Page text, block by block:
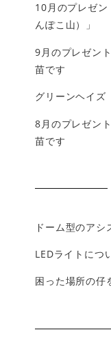
10月のプレゼ
んぽこ山）」
9月のプレゼン
苗です
グリーンヘイズ
8月のプレゼン
苗です
ドーム型のアシ
LEDライトにつ
困った場所の仔